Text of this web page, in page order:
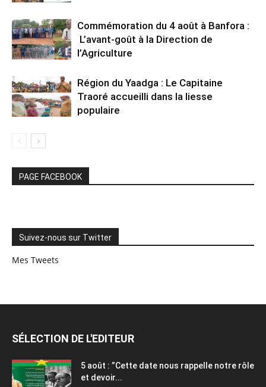
Commémoration du 4 août à Banfora :
L’avant-goût à la Direction de
l’Agriculture
Région du Yaadga : Le Capitaine
Traoré accueilli dans la liesse
populaire
PAGE FACEBOOK
Suivez-nous sur Twitter
Mes Tweets
SÉLECTION DE L'EDITEUR
5 août : ”Cette date nous rappelle notre rôle
et devoir...